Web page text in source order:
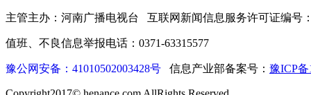
主管主办：河南广播电视台 互联网新闻信息服务许可证编号：
值班、不良信息举报电话：0371-63315577
豫公网安备：41010502003428号 信息产业部备案号： 豫ICP备